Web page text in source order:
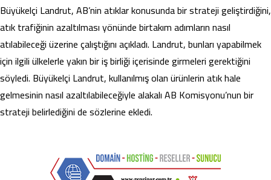
Büyükelçi Landrut, AB’nin atıklar konusunda bir strateji geliştirdiğini,
atık trafiğinin azaltılması yönünde birtakım adımların nasıl
atılabileceği üzerine çalıştığını açıkladı. Landrut, bunları yapabilmek
için ilgili ülkelerle yakın bir iş birliği içerisinde girmeleri gerektiğini
söyledi. Büyükelçi Landrut, kullanılmış olan ürünlerin atık hale
gelmesinin nasıl azaltılabileceğiyle alakalı AB Komisyonu’nun bir
strateji belirlediğini de sözlerine ekledi.